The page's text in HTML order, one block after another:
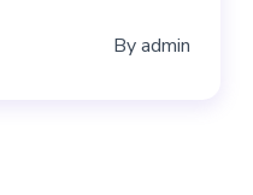
Byadmin